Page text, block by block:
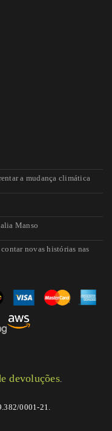
a mudança climática
Manso
novas histórias nas
devoluções.
0001-21.